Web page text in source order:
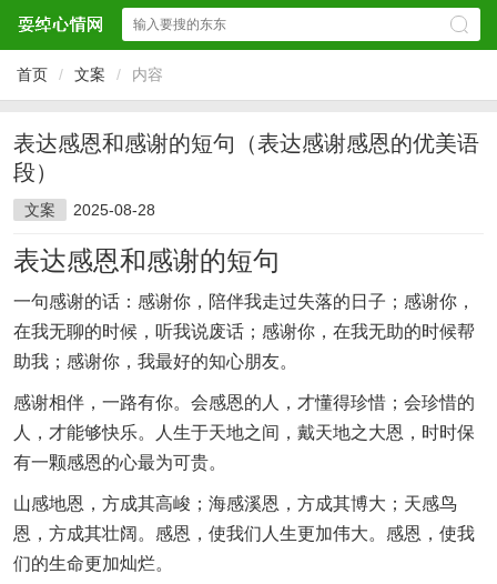
首页 / 文案 / 内容
表达感恩和感谢的短句（表达感谢感恩的优美语
段）
文案 2025-08-28
表达感恩和感谢的短句
一句感谢的话：感谢你，陪伴我走过失落的日子；感谢你，
在我无聊的时候，听我说废话；感谢你，在我无助的时候帮
助我；感谢你，我最好的知心朋友。
感谢相伴，一路有你。会感恩的人，才懂得珍惜；会珍惜的
人，才能够快乐。人生于天地之间，戴天地之大恩，时时保
有一颗感恩的心最为可贵。
山感地恩，方成其高峻；海感溪恩，方成其博大；天感鸟
恩，方成其壮阔。感恩，使我们人生更加伟大。感恩，使我
们的生命更加灿烂。